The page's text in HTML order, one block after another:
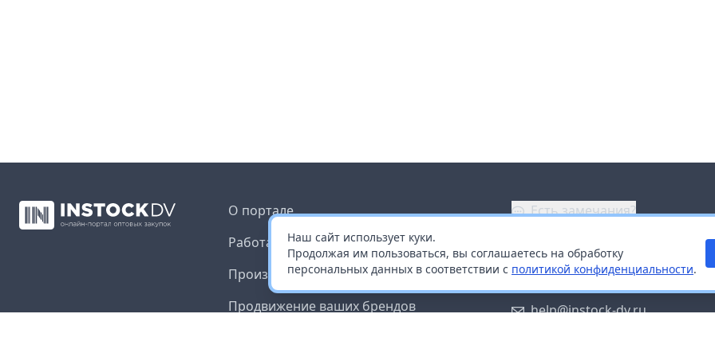
Наш сайт использует куки.
Продолжая им пользоваться, вы соглашаетесь на обработку
персональных данных в соответствии с политикой конфиденциальности.
О портале
Работа с платформой
Производителям и дистрибьюторам
Продвижение ваших брендов
Есть замечания?
Заказать звонок
help@instock-dv.ru